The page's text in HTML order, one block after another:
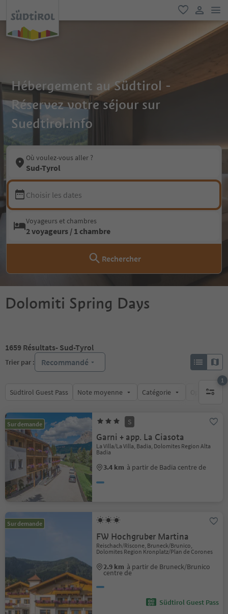
favori
lien
Hébergement au Südtirol -
Réservez votre séjour sur
Suedtirol.info
Où voulez-vous aller ?
Sud-Tyrol
Choisir les dates
Voyageurs et chambres
2 voyageurs / 1 chambre
Rechercher
Dolomiti Spring Days
1659 Résultats- Sud-Tyrol
Trier par : Recommandé
Südtirol Guest Pass Note moyenne Catégorie Options de
1
1 filtre
Sur demande S
Garni + app. La Ciasota
La Villa/La Villa, Badia, Dolomites Region Alta
Badia
3.4 km à partir de Badia centre de
Sur demande
FW Hochgruber Martina
Reischach/Riscone, Bruneck/Brunico,
Dolomites Region Kronplatz/Plan de Corones
2.9 km à partir de Bruneck/Brunico
centre de
Südtirol Guest Pass